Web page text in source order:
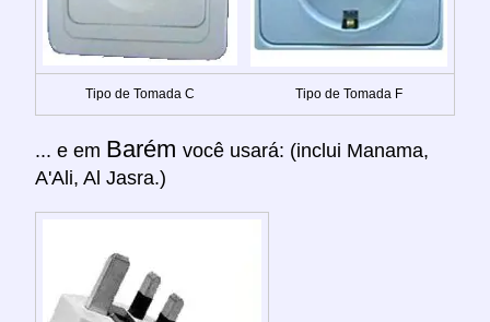
Tipo de Tomada C Tipo de Tomada F
... e em Barém você usará: (inclui Manama,
A'Ali, Al Jasra.)